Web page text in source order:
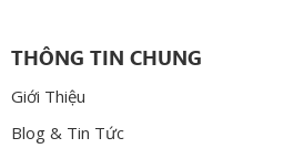
THÔNG TIN CHUNG
Giới Thiệu
Blog & Tin Tức